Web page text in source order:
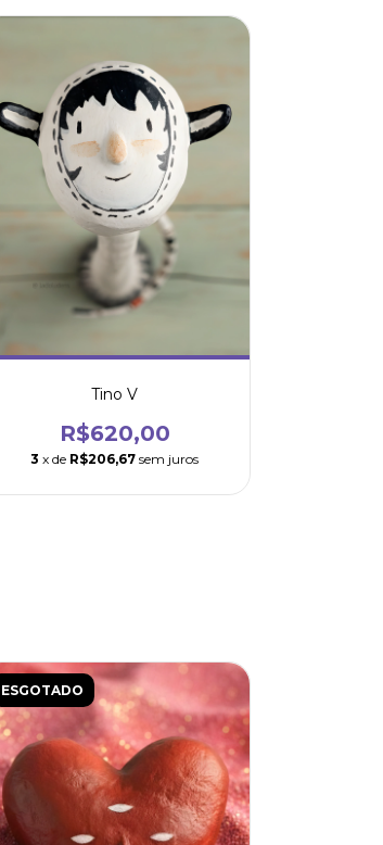
Tino V
R$620,00
3 x de R$206,67 sem juros
ESGOTADO